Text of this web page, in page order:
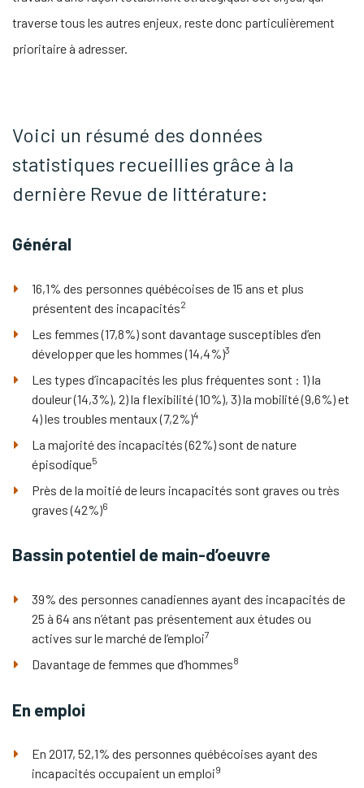
traverse tous les autres enjeux, reste donc particulièrement
prioritaire à adresser.
Voici un résumé des données
statistiques recueillies grâce à la
dernière Revue de littérature:
Général
16,1% des personnes québécoises de 15 ans et plus
présentent des incapacités2
Les femmes (17,8%) sont davantage susceptibles d’en
développer que les hommes (14,4%)3
Les types d’incapacités les plus fréquentes sont : 1) la
douleur (14,3%), 2) la flexibilité (10%), 3) la mobilité (9,6%)et
4) les troubles mentaux (7,2%)4
La majorité des incapacités (62%) sont de nature
épisodique5
Près de la moitié de leurs incapacités sont graves ou très
graves (42%)6
Bassin potentiel de main-d’oeuvre
39% des personnes canadiennes ayant des incapacités de
25 à 64 ans n’étant pas présentement aux études ou
actives sur le marché de l’emploi7
Davantage de femmes que d’hommes8
En emploi
En 2017, 52,1% des personnes québécoises ayant des
incapacités occupaient un emploi9